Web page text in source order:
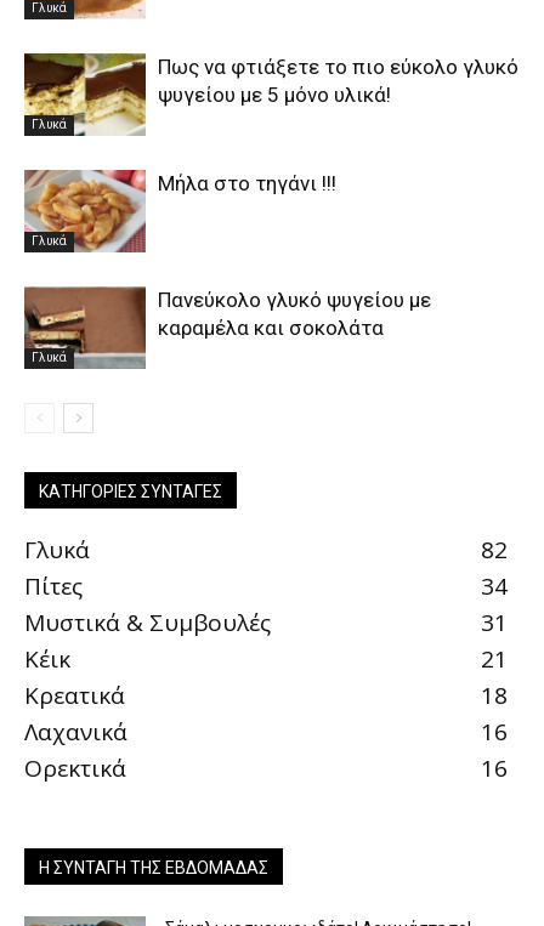
Γλυκά
Γλυκά
Πως να φτιάξετε το πιο εύκολο γλυκό
ψυγείου με 5 μόνο υλικά!
Γλυκά
Μήλα στο τηγάνι !!!
Γλυκά
Πανεύκολο γλυκό ψυγείου με
καραμέλα και σοκολάτα
ΚΑΤΗΓΟΡΊΕΣ ΣΥΝΤΑΓΈΣ
Γλυκά
82
Πίτες
34
Μυστικά & Συμβουλές
31
Κέικ
21
Κρεατικά
18
Λαχανικά
16
Ορεκτικά
16
Η ΣΥΝΤΑΓΉ ΤΗΣ ΕΒΔΟΜΆΔΑΣ